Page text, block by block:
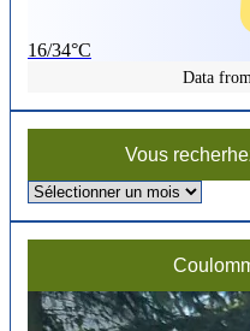
16/34°C
Data
Vous
Vous